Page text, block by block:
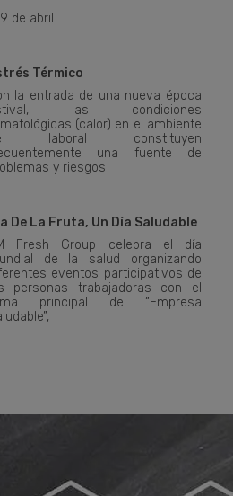
de abril
Térmico
la entrada de una nueva época
las condiciones
(calor) en el ambiente
laboral constituyen
una fuente de
y riesgos
De La Fruta, Un Día Saludable
Fresh Group celebra el día
de la salud organizando
eventos participativos de
personas trabajadoras con el
principal de “Empresa